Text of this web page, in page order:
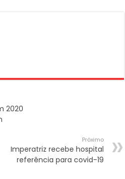
2020
Próximo
Imperatriz recebe hospital
referência para covid-19